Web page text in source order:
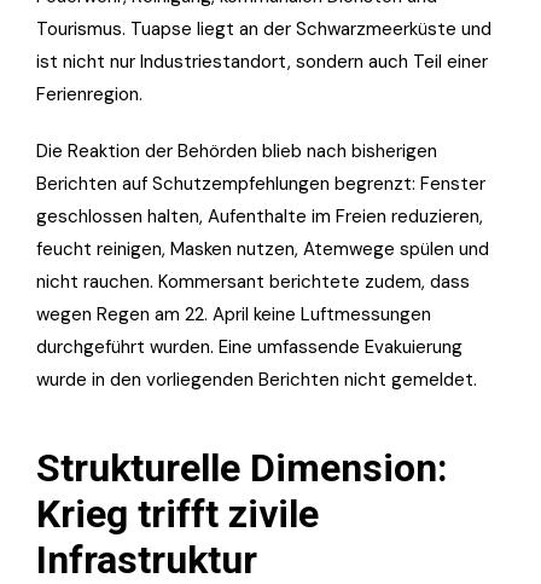
Tourismus. Tuapse liegt an der Schwarzmeerküste und
ist nicht nur Industriestandort, sondern auch Teil einer
Ferienregion.
Die Reaktion der Behörden blieb nach bisherigen
Berichten auf Schutzempfehlungen begrenzt: Fenster
geschlossen halten, Aufenthalte im Freien reduzieren,
feucht reinigen, Masken nutzen, Atemwege spülen und
nicht rauchen. Kommersant berichtete zudem, dass
wegen Regen am 22. April keine Luftmessungen
durchgeführt wurden. Eine umfassende Evakuierung
wurde in den vorliegenden Berichten nicht gemeldet.
Strukturelle Dimension:
Krieg trifft zivile
Infrastruktur